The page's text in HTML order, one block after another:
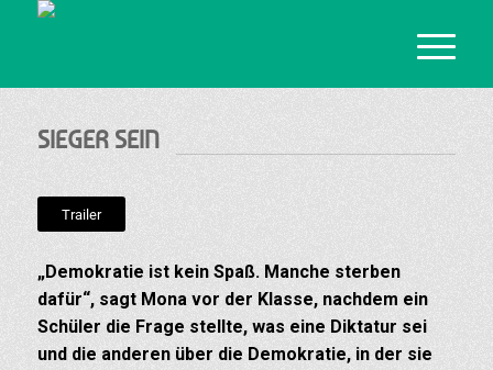
SIEGER SEIN
Trailer
„Demokratie ist kein Spaß. Manche sterben
dafür“, sagt Mona vor der Klasse, nachdem ein
Schüler die Frage stellte, was eine Diktatur sei
und die anderen über die Demokratie, in der sie